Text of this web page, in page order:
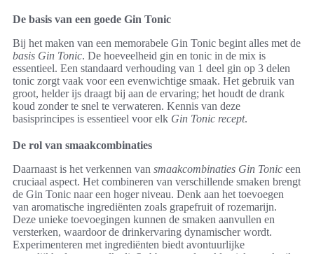
De basis van een goede Gin Tonic
Bij het maken van een memorabele Gin Tonic begint alles met de
basis Gin Tonic. De hoeveelheid gin en tonic in de mix is
essentieel. Een standaard verhouding van 1 deel gin op 3 delen
tonic zorgt vaak voor een evenwichtige smaak. Het gebruik van
groot, helder ijs draagt bij aan de ervaring; het houdt de drank
koud zonder te snel te verwateren. Kennis van deze
basisprincipes is essentieel voor elk Gin Tonic recept.
De rol van smaakcombinaties
Daarnaast is het verkennen van smaakcombinaties Gin Tonic een
cruciaal aspect. Het combineren van verschillende smaken brengt
de Gin Tonic naar een hoger niveau. Denk aan het toevoegen
van aromatische ingrediënten zoals grapefruit of rozemarijn.
Deze unieke toevoegingen kunnen de smaken aanvullen en
versterken, waardoor de drinkervaring dynamischer wordt.
Experimenteren met ingrediënten biedt avontuurlijke